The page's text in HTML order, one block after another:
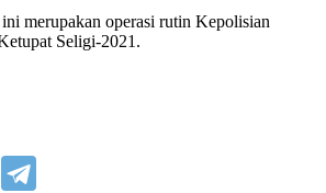
merupakan operasi rutin Kepolisian
Seligi-2021.